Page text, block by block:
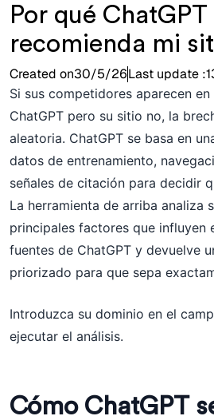
Por qué ChatGPT
recomienda mi
Created on30/5/26Last update :
Si sus competidores aparecen
ChatGPT pero su sitio no, la
aleatoria. ChatGPT se basa en
datos de entrenamiento,
señales de citación para decidir
La herramienta de arriba analiza
principales factores que influyen
fuentes de ChatGPT y devuelve
priorizado para que sepa
Introduzca su dominio en el
ejecutar el análisis.
Cómo ChatGPT